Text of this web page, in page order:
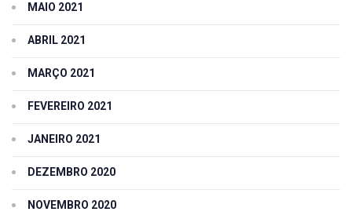
MAIO 2021
ABRIL 2021
MARÇO 2021
FEVEREIRO 2021
JANEIRO 2021
DEZEMBRO 2020
NOVEMBRO 2020